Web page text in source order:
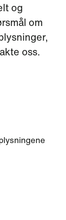
og
om
oss.